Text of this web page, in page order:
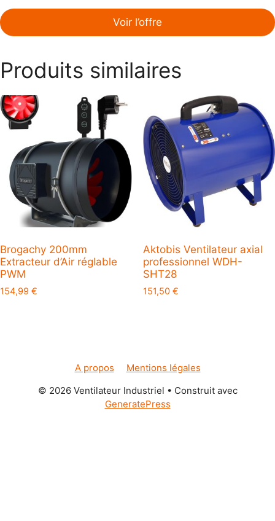
Voir l’offre
Produits similaires
Brogachy 200mm
Extracteur d’Air réglable
PWM
154,99 €
Aktobis Ventilateur axial
professionnel WDH-
SHT28
151,50 €
A propos
Mentions légales
© 2026 Ventilateur Industriel • Construit avec
GeneratePress